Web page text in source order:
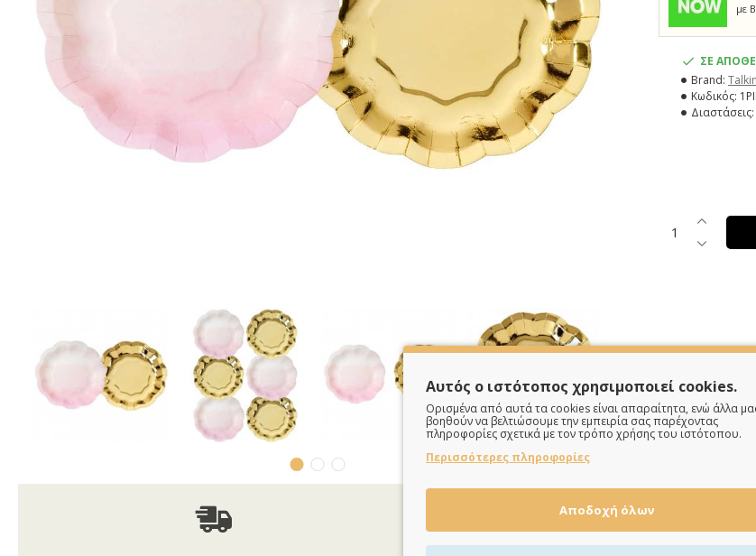
με
ΣΕ
Brand:
Κωδικός:
Διαστάσεις:
Αυτός ο ιστότοπος χρησιμοποιεί cookies.
Ορισμένα από αυτά τα cookies είναι απαραίτητα, ενώ άλλα
βοηθούν να βελτιώσουμε την εμπειρία σας παρέχοντας
πληροφορίες σχετικά με τον τρόπο χρήσης του ιστότοπου.
Περισσότερες πληροφορίες
Αποδοχή όλων